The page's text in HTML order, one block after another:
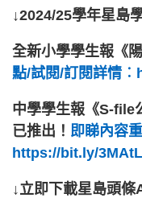
↓2024/25學年星島
全新小學學生報《
點/試閱/訂閱詳情
中學學生報《S-file
已推出！ 即睇內容
https://bit.ly/
↓立即下載星島頭條